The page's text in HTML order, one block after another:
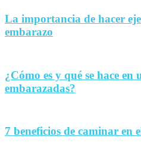
La importancia de hacer
embarazo
¿Cómo es y qué se hace en
embarazadas?
7 beneficios de caminar en